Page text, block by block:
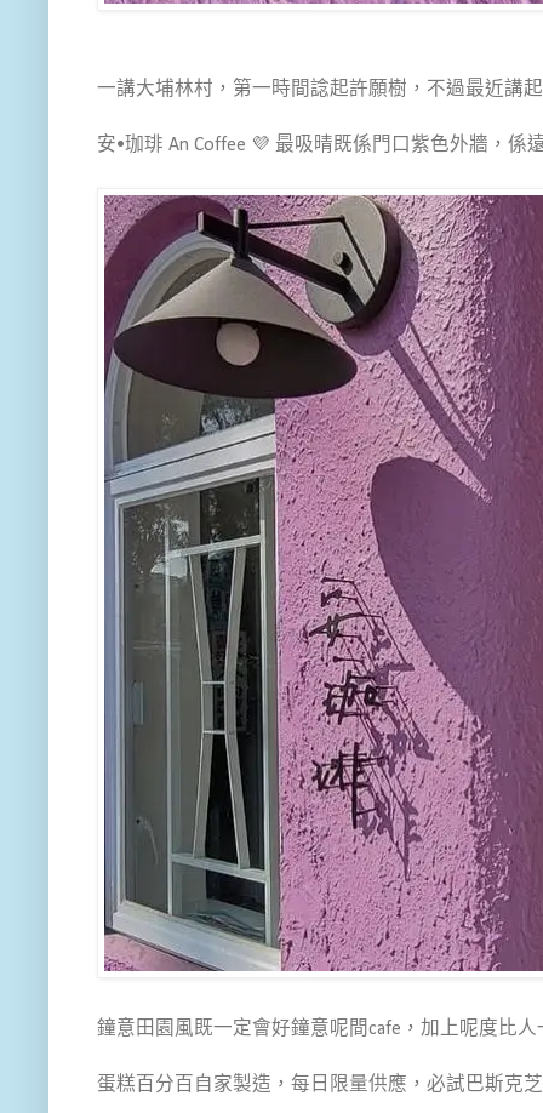
一講大埔林村，第一時間諗起許願樹，不過最近講
安•珈琲 An Coffee 💜 最吸晴既係門口紫色外牆，係
鐘意田園風既一定會好鐘意呢間cafe，加上呢度比
蛋糕百分百自家製造，每日限量供應，必試巴斯克